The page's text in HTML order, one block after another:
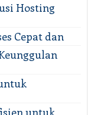
Hosting
Cepat dan
untuk